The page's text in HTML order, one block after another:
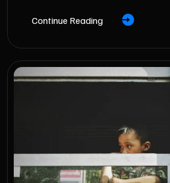
Continue Reading